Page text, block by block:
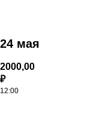
24 мая
2000,00
₽
12:00